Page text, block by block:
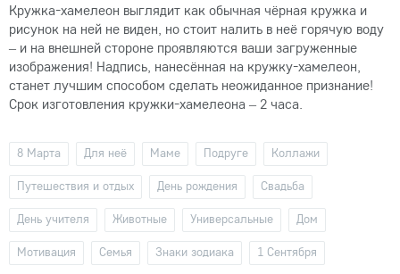
Кружка-хамелеон выглядит как обычная чёрная кружка и
рисунок на ней не виден, но стоит налить в неё горячую воду
– и на внешней стороне проявляются ваши загруженные
изображения! Надпись, нанесённая на кружку-хамелеон,
станет лучшим способом сделать неожиданное признание!
Срок изготовления кружки-хамелеона – 2 часа.
8 Марта Для неё Маме Подруге Коллажи
Путешествия и отдых День рождения Свадьба
День учителя Животные Универсальные Дом
Мотивация Семья Знаки зодиака 1 Сентября